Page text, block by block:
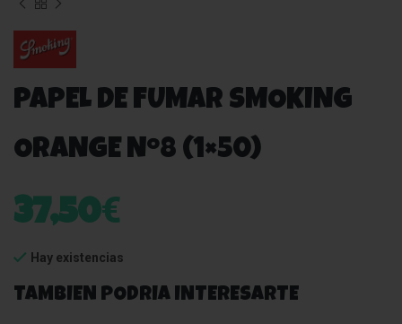
PAPEL DE FUMAR SMOKING
ORANGE Nº8 (1×50)
37,50€
Hay existencias
TAMBIEN PODRIA INTERESARTE